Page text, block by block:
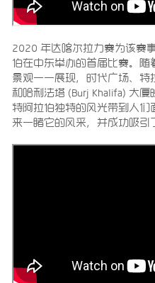
2020 年达喀尔拉力赛为该赛
伯在中东举办的首届比赛。随
景观一一展现，时代广场、特
和哈利法塔 (Burj Khalifa) 大
特阿拉伯独特的风光带到人们
来一睹它的风采，并成功吸引